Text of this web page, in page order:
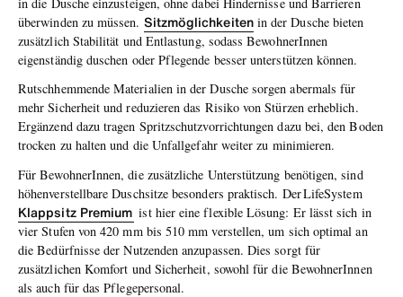
überwinden zu müssen. Sitzmöglichkeitenin der Dusche bieten
zusätzlich Stabilität und Entlastung, sodass BewohnerInnen
eigenständig duschen oder Pflegende besser unterstützen können.
Rutschhemmende Materialien in der Dusche sorgen abermals für
mehr Sicherheit und reduzieren das Risiko von Stürzen erheblich.
Ergänzend dazu tragen Spritzschutzvorrichtungen dazu bei, den Boden
trocken zu halten und die Unfallgefahr weiter zu minimieren.
Für BewohnerInnen, die zusätzliche Unterstützung benötigen, sind
höhenverstellbare Duschsitze besonders praktisch. Der LifeSystem
Klappsitz Premium ist hier eine flexible Lösung: Er lässt sich in
vier Stufen von 420 mm bis 510 mm verstellen, um sich optimal an
die Bedürfnisse der Nutzenden anzupassen. Dies sorgt für
zusätzlichen Komfort und Sicherheit, sowohl für die BewohnerInnen
als auch für das Pflegepersonal.